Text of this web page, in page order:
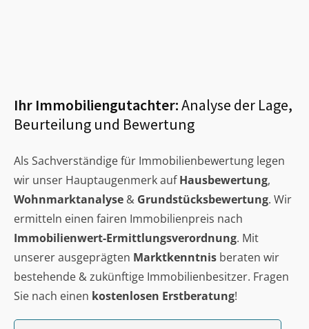
Ihr Immobiliengutachter:Analyse der Lage,
Beurteilung und Bewertung
Als Sachverständige für Immobilienbewertung legen
wir unser Hauptaugenmerk aufHausbewertung,
Wohnmarktanalyse & Grundstücksbewertung. Wir
ermitteln einen fairen Immobilienpreis nach
Immobilienwert-Ermittlungsverordnung. Mit
unserer ausgeprägten Marktkenntnis beraten wir
bestehende & zukünftige Immobilienbesitzer. Fragen
Sie nach einen kostenlosen Erstberatung!